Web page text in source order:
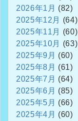
2026年1月 (82)
2025年12月
(64)
2025年11月
(60)
2025年10月
(63)
2025年9月 (60)
2025年8月 (61)
2025年7月 (64)
2025年6月 (85)
2025年5月 (66)
2025年4月 (60)